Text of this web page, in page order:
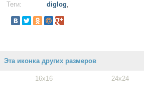
Теги: diglog,
Эта иконка других размеров
16x16 24x24